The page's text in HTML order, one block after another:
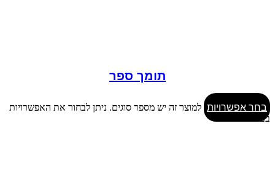
תומך ספר
בחר אפשרויות למוצר זה יש מספר סוגים. ניתן לבחור את האפשרויות
בעמוד המוצר